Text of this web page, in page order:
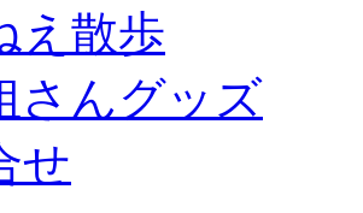
え散歩
さんグッズ
せ